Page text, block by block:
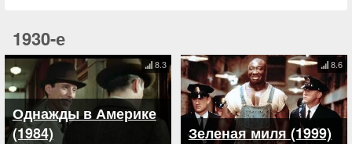
1930-е
Однажды в Америке
(1984)
8.3
Зеленая миля (1999)
8.6